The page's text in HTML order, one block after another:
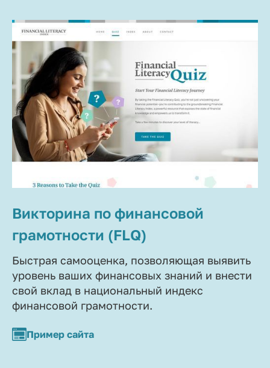
Викторина по финансовой
грамотности (FLQ)
Быстрая самооценка, позволяющая выявить
уровень ваших финансовых знаний и внести
свой вклад в национальный индекс
финансовой грамотности.
Пример сайта